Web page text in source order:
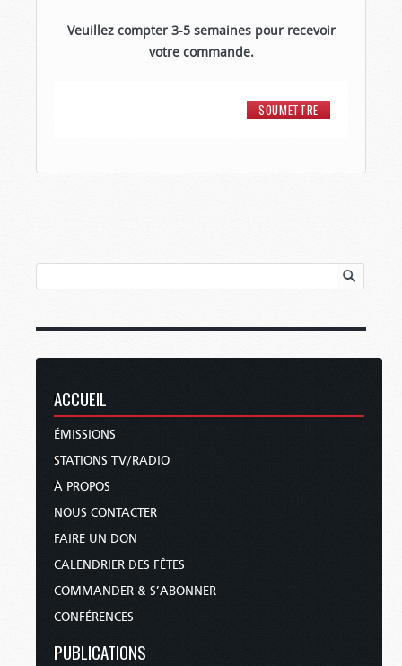
Veuillez compter 3-5 semaines pour recevoir
votre commande.
ACCUEIL
ÉMISSIONS
STATIONS TV/RADIO
À PROPOS
NOUS CONTACTER
FAIRE UN DON
CALENDRIER DES FÊTES
COMMANDER & S’ABONNER
CONFÉRENCES
PUBLICATIONS